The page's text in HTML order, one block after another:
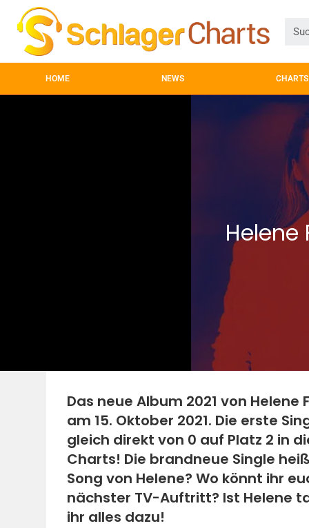
HOME NEWS CHARTS
Helene
Das neue Album 2021 von
am 15. Oktober 2021. Die erste
gleich direkt von 0 auf Platz 2 in
Charts! Die brandneue Single
Song von Helene? Wo könnt ihr
nächster TV-Auftritt? Ist Helene
ihr alles dazu!